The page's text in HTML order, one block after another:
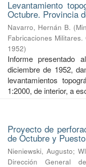
Levantamiento
Octubre. Provincia
Navarro, Hernán B. (
Fabricaciones
1952)
Informe presentado
diciembre de 1952,
levantamientos
1:2000, de interior, a
Proyecto de
de Octubre y
Nieniewski, Augusto;
Dirección General